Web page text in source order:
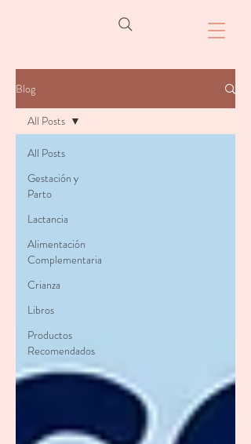
Blog
All Posts
Gestación y
Parto
Lactancia
Alimentación
Complementaria
Crianza
Libros
Productos
Recomendados
All Posts